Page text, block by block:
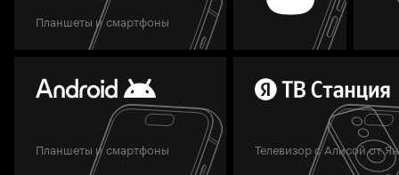
Планшеты и смартфоны
Планшеты и смартфоны Телевизор с Алисой от